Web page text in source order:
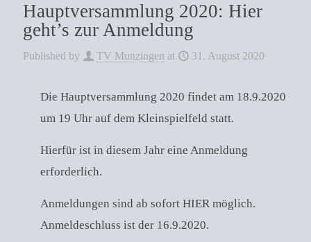
Hauptversammlung 2020: Hier
geht’s zur Anmeldung
Published by TV Munzingen at 31. August 2020
Die Hauptversammlung 2020 findet am 18.9.2020
um 19 Uhr auf dem Kleinspielfeld statt.
Hierfür ist in diesem Jahr eine Anmeldung
erforderlich.
Anmeldungen sind ab sofort HIER möglich.
Anmeldeschluss ist der 16.9.2020.